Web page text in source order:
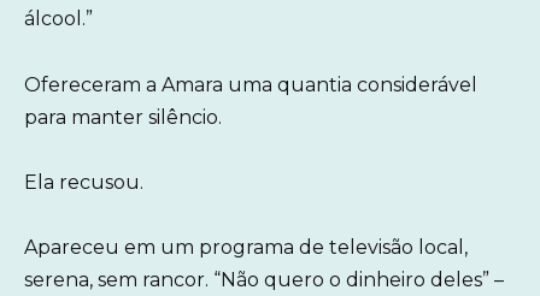
álcool.”
Ofereceram a Amara uma quantia considerável
para manter silêncio.
Ela recusou.
Apareceu em um programa de televisão local,
serena, sem rancor. “Não quero o dinheiro deles” –